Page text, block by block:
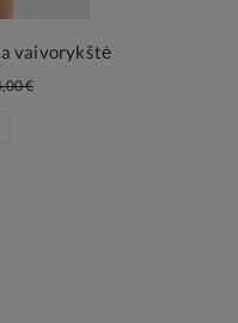
vaivorykštė
€